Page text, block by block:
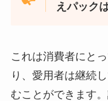
えパック
これは消費者にと
り、愛用者は継続
むことができます